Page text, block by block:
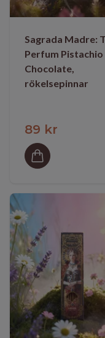
Sagrada Madre:
Perfum Pistachio
Chocolate,
rökelsepinnar
89 kr